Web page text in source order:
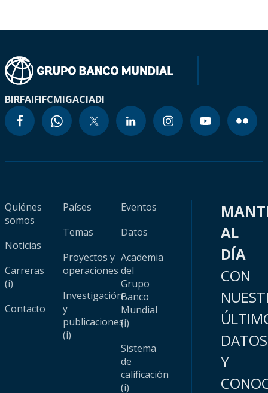
BIRFAIFIFCMIGACIADI
Quiénes
somos
Noticias
Carreras
(i)
Contacto
Países
Temas
Proyectos y
operaciones
Investigación
y
publicaciones
(i)
Eventos
Datos
Academia
del
Grupo
Banco
Mundial
(i)
Sistema
de
calificación
(i)
AL
DÍA
CON
DATOS
Y